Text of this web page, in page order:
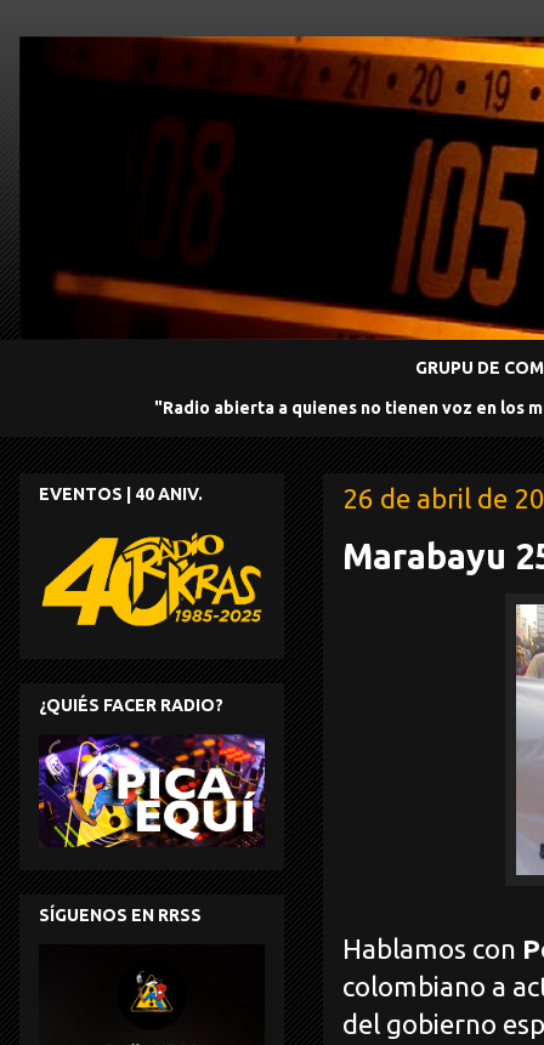
GRUPU DE
"Radio abierta a quienes no tienen voz en los
26 de abril de
Marabayu
Hablamos con
colombiano a
del gobierno
EVENTOS | 40 ANIV.
¿QUIÉS FACER RADIO?
SÍGUENOS EN RRSS